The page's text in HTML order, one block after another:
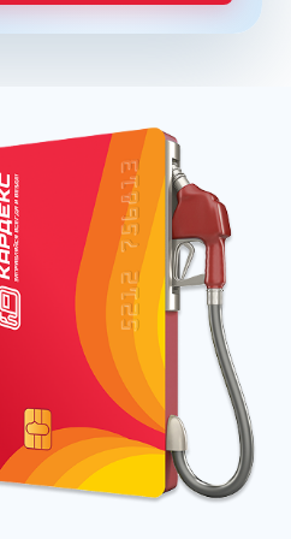
класса не ниже Евро 5.
и потенциально
производители также
улучшенные составы.
нефтяных компаний имеет
бензинов. К ним
горючего на АЗС через
и предприниматели
топливо. Карточка является
трат на ГСМ, предлагая
бюджет